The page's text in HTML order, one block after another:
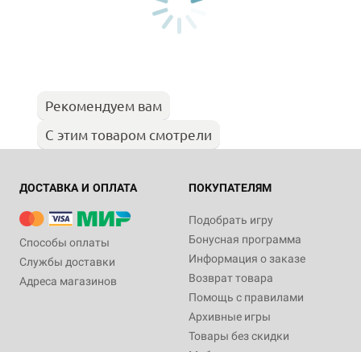
Рекомендуем вам
С этим товаром смотрели
ДОСТАВКА И ОПЛАТА
Способы оплаты
Службы доставки
Адреса магазинов
ПОКУПАТЕЛЯМ
Подобрать игру
Бонусная программа
Информация о заказе
Возврат товара
Помощь с правилами
Архивные игры
Товары без скидки